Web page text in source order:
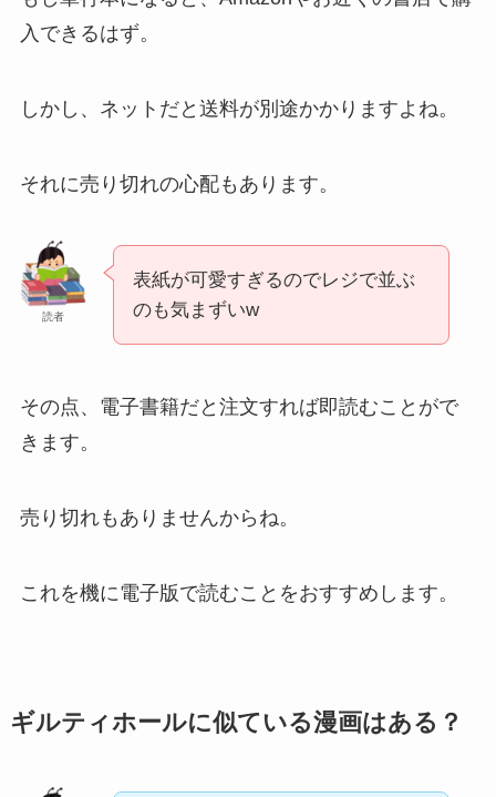
入できるはず。
しかし、ネットだと送料が別途かかりますよね。
それに売り切れの心配もあります。
読者
表紙が可愛すぎるのでレジで並ぶ
のも気まずいw
その点、電子書籍だと注文すれば即読むことがで
きます。
売り切れもありませんからね。
これを機に電子版で読むことをおすすめします。
ギルティホールに似ている漫画はある？